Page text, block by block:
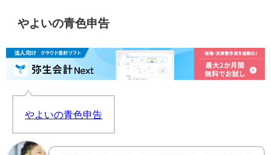
やよいの青色申告
やよいの青色申告